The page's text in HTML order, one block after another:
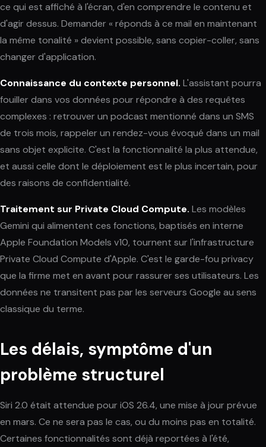
ce qui est affiché à l'écran, d'en comprendre le contenu et
d'agir dessus. Demander « réponds à ce mail en maintenant
la même tonalité » devient possible, sans copier-coller, sans
changer d'application.
Connaissance du contexte personnel. L'assistant pourra
fouiller dans vos données pour répondre à des requêtes
complexes : retrouver un podcast mentionné dans un SMS
de trois mois, rappeler un rendez-vous évoqué dans un mail
sans objet explicite. C'est la fonctionnalité la plus attendue,
et aussi celle dont le déploiement est le plus incertain, pour
des raisons de confidentialité.
Traitement sur Private Cloud Compute. Les modèles
Gemini qui alimentent ces fonctions, baptisés en interne
Apple Foundation Models v10, tournent sur l'infrastructure
Private Cloud Compute d'Apple. C'est le garde-fou privacy
que la firme met en avant pour rassurer ses utilisateurs. Les
données ne transitent pas par les serveurs Google au sens
classique du terme.
Les délais, symptôme d'un
problème structurel
Siri 2.0 était attendue pour iOS 26.4, une mise à jour prévue
en mars. Ce ne sera pas le cas, ou du moins pas en totalité.
Certaines fonctionnalités sont déjà reportées à l'été,